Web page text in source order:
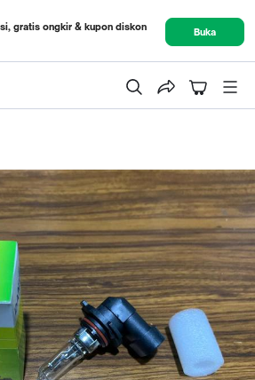
gratis ongkir & kupon diskon
Buka